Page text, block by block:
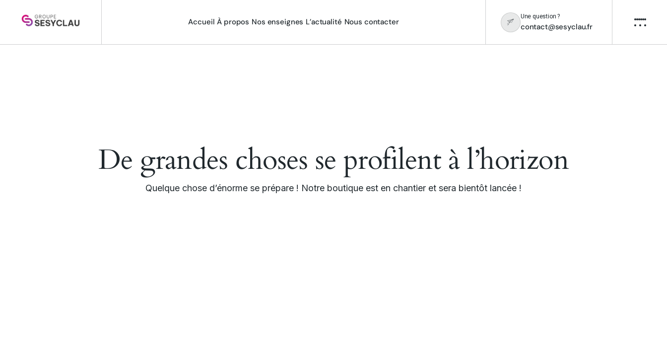
Accueil À propos Nos enseignes L’actualité Nous contacter contact@sesyclau.fr
Une question ?
De grandes choses se profilent à l’horizon
Quelque chose d’énorme se prépare ! Notre boutique est en chantier et sera bientôt lancée !